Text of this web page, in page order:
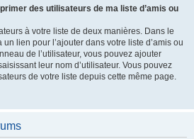
des utilisateurs de ma liste d’amis ou
à votre liste de deux manières. Dans le
lien pour l’ajouter dans votre liste d’amis ou
de l’utilisateur, vous pouvez ajouter
leur nom d’utilisateur. Vous pouvez
de votre liste depuis cette même page.